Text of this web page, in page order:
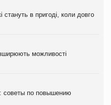
стануть в пригоді, коли довго
можливості
советы по повышению